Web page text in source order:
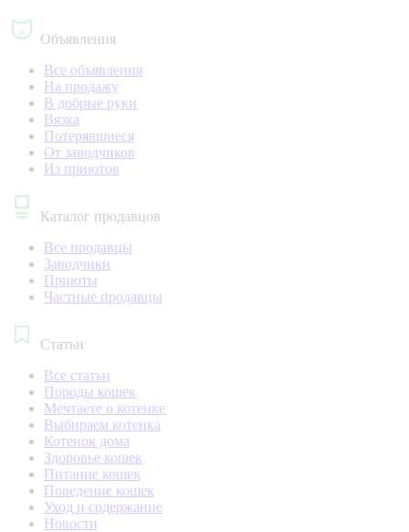
Объявления
Все объявления
На продажу
В добрые руки
Вязка
Потерявшиеся
От заводчиков
Из приютов
Каталог продавцов
Все продавцы
Заводчики
Приюты
Частные продавцы
Статьи
Все статьи
Породы кошек
Мечтаете о котенке
Выбираем котенка
Котенок дома
Здоровье кошек
Питание кошек
Поведение кошек
Уход и содержание
Новости